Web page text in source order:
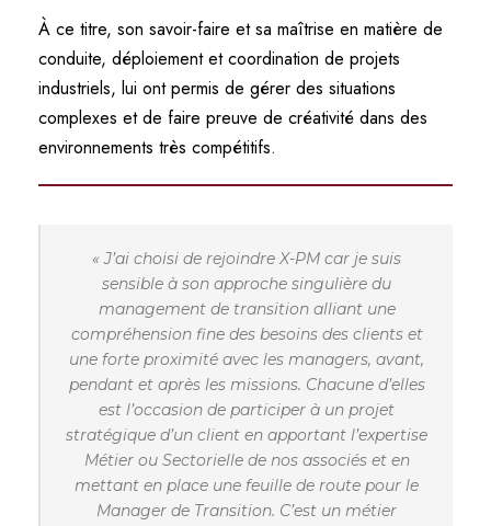
À ce titre, son savoir-faire et sa maîtrise en matière de
conduite, déploiement et coordination de projets
industriels, lui ont permis de gérer des situations
complexes et de faire preuve de créativité dans des
environnements très compétitifs.
« J’ai choisi de rejoindre X-PM car je suis
sensible à son approche singulière du
management de transition alliant une
compréhension fine des besoins des clients et
une forte proximité avec les managers, avant,
pendant et après les missions. Chacune d’elles
est l’occasion de participer à un projet
stratégique d’un client en apportant l’expertise
Métier ou Sectorielle de nos associés et en
mettant en place une feuille de route pour le
Manager de Transition. C’est un métier